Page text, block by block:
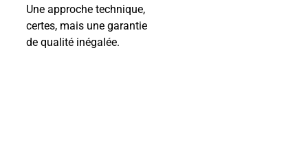
Une approche technique,
certes, mais une garantie
de qualité inégalée.